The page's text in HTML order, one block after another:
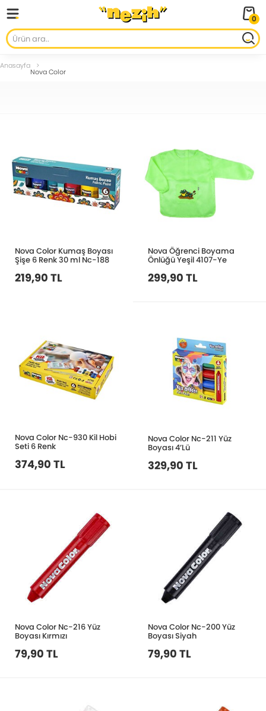
0
Anasayfa
Nova Color
Nova Color Kumaş Boyası
Şişe 6 Renk 30 ml Nc-188
219,90 TL
Nova Öğrenci Boyama
Önlüğü Yeşil 4107-Ye
299,90 TL
Nova Color Nc-930 Kil Hobi
Seti 6 Renk
374,90 TL
Nova Color Nc-211 Yüz
Boyası 4’Lü
329,90 TL
Nova Color Nc-216 Yüz
Boyası Kırmızı
79,90 TL
Nova Color Nc-200 Yüz
Boyası Siyah
79,90 TL